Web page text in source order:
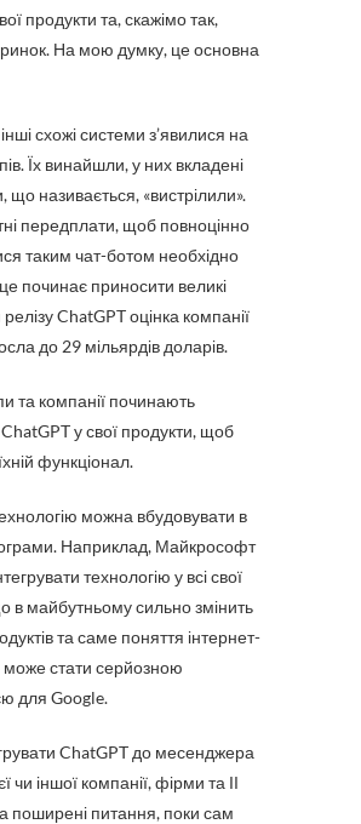
продукти та, скажімо так,
ринок. На мою думку, це основна
схожі системи з’явилися на
Їх винайшли, у них вкладені
що називається, «вистрілили».
передплати, щоб повноцінно
таким чат-ботом необхідно
починає приносити великі
релізу ChatGPT оцінка компанії
до 29 мільярдів доларів.
та компанії починають
ChatGPT у свої продукти, щоб
функціонал.
можна вбудовувати в
Наприклад, Майкрософт
технологію у всі свої
в майбутньому сильно змінить
та саме поняття інтернет-
може стати серйозною
для Google.
ChatGPT до месенджера
чи іншої компанії, фірми та ІІ
поширені питання, поки сам